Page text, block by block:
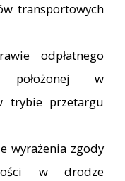
transportowych
odpłatnego
położonej w
trybie przetargu
wyrażenia zgody
w drodze